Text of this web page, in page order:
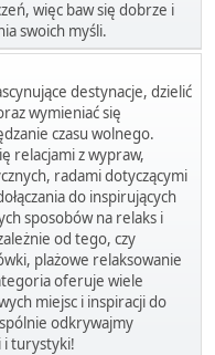
więc baw się dobrze i
swoich myśli.
destynacje, dzielić
wymieniać się
czasu wolnego.
relacjami z wypraw,
radami dotyczącymi
do inspirujących
sposobów na relaks i
od tego, czy
plażowe relaksowanie
oferuje wiele
miejsc i inspiracji do
odkrywajmy
i turystyki!